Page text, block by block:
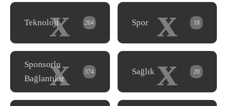
x
Teknoloji 264 x
Spor 18
x
Sponsorlu
Bağlantılar
374 x
Sağlık 20